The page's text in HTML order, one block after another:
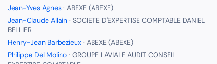
Jean-Yves Agnes · ABEXE (ABEXE)
Jean-Claude Allain · SOCIETE D'EXPERTISE COMPTABLE DANIEL
BELLIER
Henry-Jean Barbezieux · ABEXE (ABEXE)
Philippe Del Molino · GROUPE LAVIALE AUDIT CONSEIL